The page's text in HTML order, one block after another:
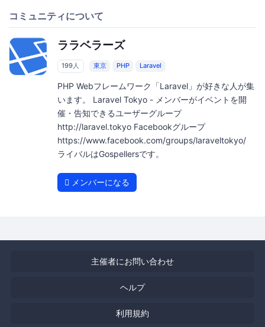
コミュニティについて
ララベラーズ
199人 東京 PHP Laravel
PHP Webフレームワーク「Laravel」が好きな人が集
います。 Laravel Tokyo - メンバーがイベントを開
催・告知できるユーザーグループ
http://laravel.tokyo Facebookグループ
https://www.facebook.com/groups/laraveltokyo/
ライバルはGospellersです。
メンバーになる
主催者にお問い合わせ
ヘルプ
利用規約